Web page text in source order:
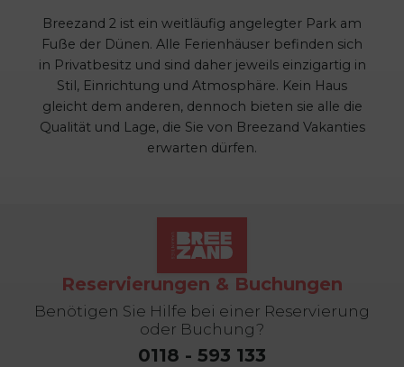
Breezand 2 ist ein weitläufig angelegter Park am
Fuße der Dünen. Alle Ferienhäuser befinden sich
in Privatbesitz und sind daher jeweils einzigartig in
Stil, Einrichtung und Atmosphäre. Kein Haus
gleicht dem anderen, dennoch bieten sie alle die
Qualität und Lage, die Sie von Breezand Vakanties
erwarten dürfen.
Reservierungen & Buchungen
Benötigen Sie Hilfe bei einer Reservierung
oder Buchung?
0118 - 593 133